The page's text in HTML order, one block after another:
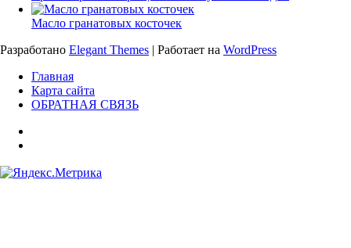
Масло гранатовых косточек
Разработано Elegant Themes | Работает на WordPress
Главная
Карта сайта
ОБРАТНАЯ СВЯЗЬ